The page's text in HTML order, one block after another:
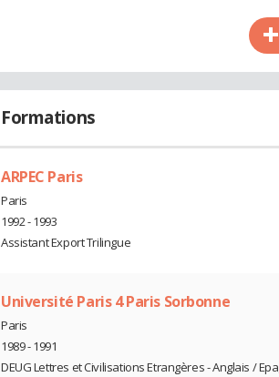
Formations
ARPEC Paris
Paris
1992 - 1993
Assistant Export Trilingue
Université Paris 4 Paris Sorbonne
Paris
1989 - 1991
DEUG Lettres et Civilisations Etrangères - Anglais /